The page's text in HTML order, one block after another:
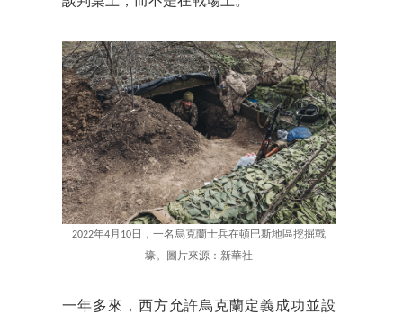
2022年4月10日，一名烏克蘭士兵在頓巴斯地區挖掘戰
壕。圖片來源：新華社
一年多來，西方允許烏克蘭定義成功並設